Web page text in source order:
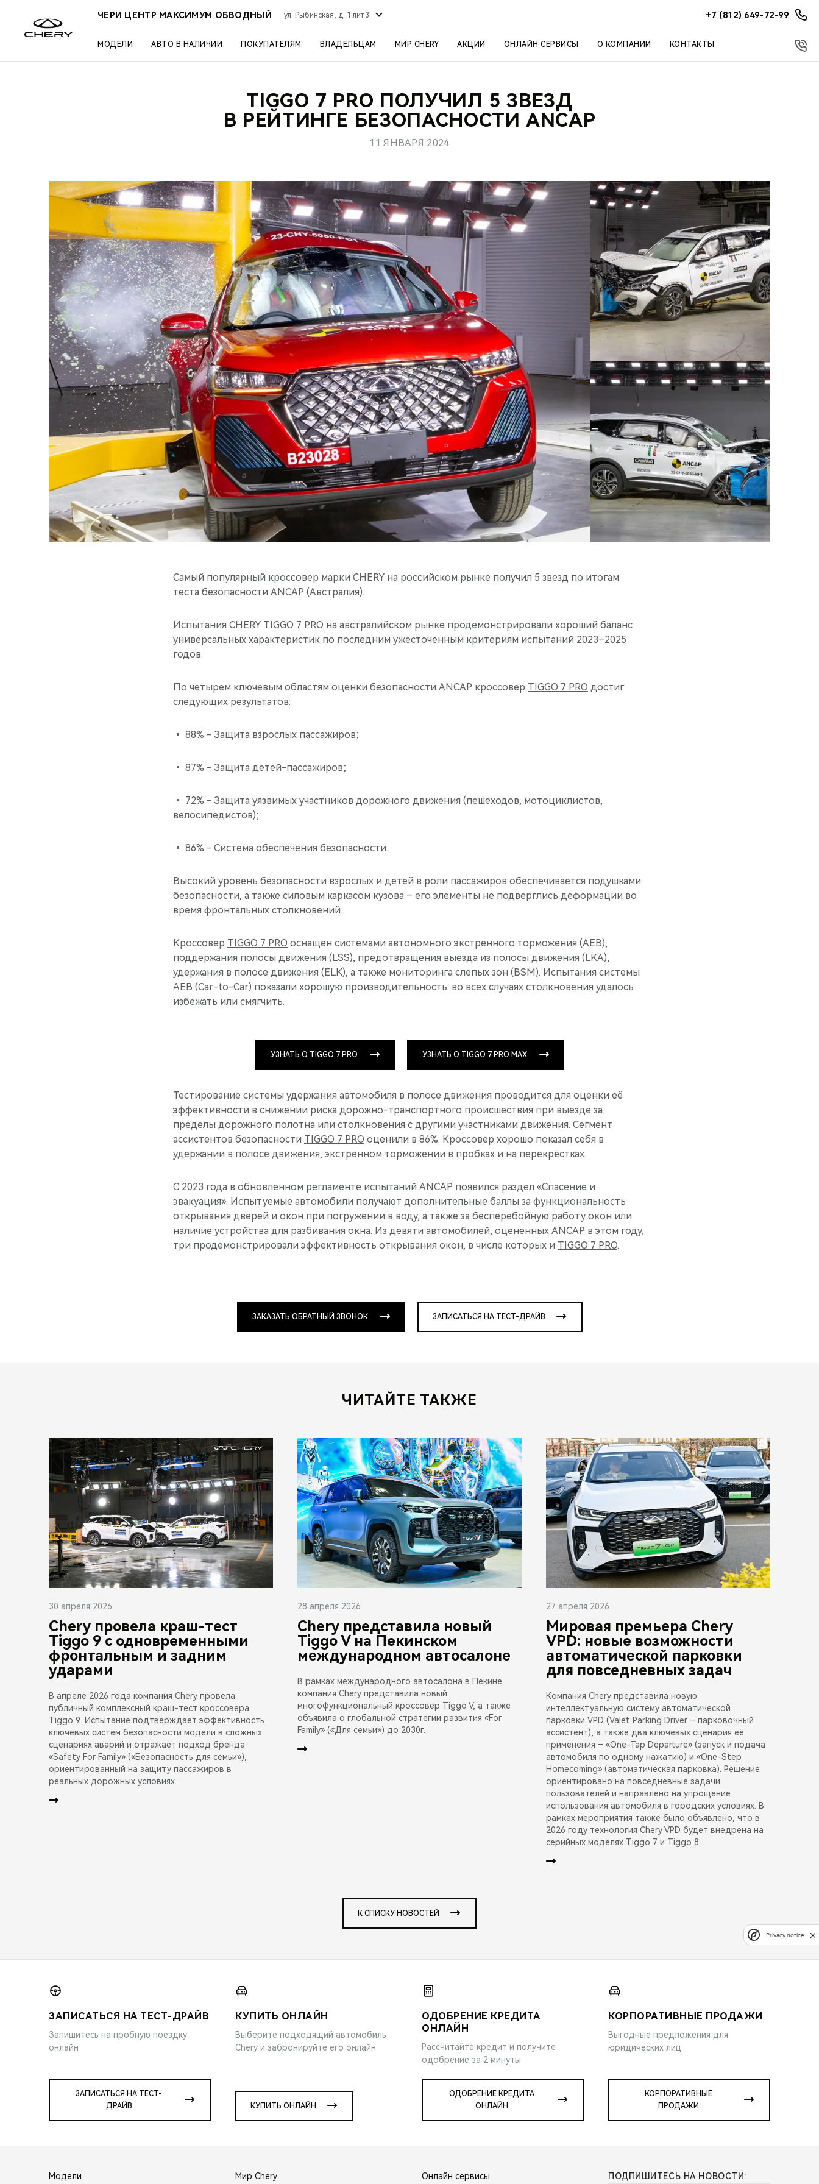
ЧЕРИ ЦЕНТР МАКСИМУМ ОБВОДНЫЙ ул. Рыбинская, д. 1 лит.3 +7 (812) 649-72-99
МОДЕЛИ АВТО В НАЛИЧИИ ПОКУПАТЕЛЯМ ВЛАДЕЛЬЦАМ МИР CHERY АКЦИИ ОНЛАЙН СЕРВИСЫ О КОМПАНИИ КОНТАКТЫ
TIGGO 7 PRO ПОЛУЧИЛ 5 ЗВЕЗД
В РЕЙТИНГЕ БЕЗОПАСНОСТИ ANCAP
11 ЯНВАРЯ 2024
Cамый популярный кроссовер марки CHERY на российском рынке получил 5 звезд по итогам
теста безопасности ANCAP (Австралия).
Испытания CHERY TIGGO 7 PRO на австралийском рынке продемонстрировали хороший баланс
универсальных характеристик по последним ужесточенным критериям испытаний 2023–2025
годов.
По четырем ключевым областям оценки безопасности ANCAP кроссовер TIGGO 7 PRO достиг
следующих результатов:
• 88% - Защита взрослых пассажиров;
• 87% - Защита детей-пассажиров;
• 72% - Защита уязвимых участников дорожного движения (пешеходов, мотоциклистов,
велосипедистов);
• 86% - Система обеспечения безопасности.
Высокий уровень безопасности взрослых и детей в роли пассажиров обеспечивается подушками
безопасности, а также силовым каркасом кузова – его элементы не подверглись деформации во
время фронтальных столкновений.
Кроссовер TIGGO 7 PRO оснащен системами автономного экстренного торможения (AEB),
поддержания полосы движения (LSS), предотвращения выезда из полосы движения (LKA),
удержания в полосе движения (ELK), а также мониторинга слепых зон (BSM). Испытания системы
AEB (Car-to-Car) показали хорошую производительность: во всех случаях столкновения удалось
избежать или смягчить.
УЗНАТЬ О TIGGO 7 PRO УЗНАТЬ О TIGGO 7 PRO MAX
Тестирование системы удержания автомобиля в полосе движения проводится для оценки её
эффективности в снижении риска дорожно-транспортного происшествия при выезде за
пределы дорожного полотна или столкновения с другими участниками движения. Сегмент
ассистентов безопасности TIGGO 7 PRO оценили в 86%. Кроссовер хорошо показал себя в
удержании в полосе движения, экстренном торможении в пробках и на перекрёстках.
С 2023 года в обновленном регламенте испытаний ANCAP появился раздел «Спасение и
эвакуация». Испытуемые автомобили получают дополнительные баллы за функциональность
открывания дверей и окон при погружении в воду, а также за бесперебойную работу окон или
наличие устройства для разбивания окна. Из девяти автомобилей, оцененных ANCAP в этом году,
три продемонстрировали эффективность открывания окон, в числе которых и TIGGO 7 PRO.
ЗАКАЗАТЬ ОБРАТНЫЙ ЗВОНОК ЗАПИСАТЬСЯ НА ТЕСТ-ДРАЙВ
ЧИТАЙТЕ ТАКЖЕ
30 апреля 2026
Chery провела краш-тест
Tiggo 9 с одновременными
фронтальным и задним
ударами
В апреле 2026 года компания Chery провела
публичный комплексный краш-тест кроссовера
Tiggo 9. Испытание подтверждает эффективность
ключевых систем безопасности модели в сложных
сценариях аварий и отражает подход бренда
«Safety For Family» («Безопасность для семьи»),
ориентированный на защиту пассажиров в
реальных дорожных условиях.
28 апреля 2026
Chery представила новый
Tiggo V на Пекинском
международном автосалоне
В рамках международного автосалона в Пекине
компания Chery представила новый
многофункциональный кроссовер Tiggo V, а также
объявила о глобальной стратегии развития «For
Family» («Для семьи») до 2030г.
27 апреля 2026
Мировая премьера Chery
VPD: новые возможности
автоматической парковки
для повседневных задач
Компания Chery представила новую
интеллектуальную систему автоматической
парковки VPD (Valet Parking Driver – парковочный
ассистент), а также два ключевых сценария её
применения – «One-Tap Departure» (запуск и подача
автомобиля по одному нажатию) и «One-Step
Homecoming» (автоматическая парковка). Решение
ориентировано на повседневные задачи
пользователей и направлено на упрощение
использования автомобиля в городских условиях. В
рамках мероприятия также было объявлено, что в
2026 году технология Chery VPD будет внедрена на
серийных моделях Tiggo 7 и Tiggo 8.
К СПИСКУ НОВОСТЕЙ
ЗАПИСАТЬСЯ НА ТЕСТ-ДРАЙВ
Запишитесь на пробную поездку
онлайн
ЗАПИСАТЬСЯ НА ТЕСТ-
ДРАЙВ
КУПИТЬ ОНЛАЙН
Выберите подходящий автомобиль
Chery и забронируйте его онлайн
КУПИТЬ ОНЛАЙН
ОДОБРЕНИЕ КРЕДИТА
ОНЛАЙН
Рассчитайте кредит и получите
одобрение за 2 минуты
ОДОБРЕНИЕ КРЕДИТА
ОНЛАЙН
КОРПОРАТИВНЫЕ ПРОДАЖИ
Выгодные предложения для
юридических лиц
КОРПОРАТИВНЫЕ
ПРОДАЖИ
Модели Мир Chery Онлайн сервисы ПОДПИШИТЕСЬ НА НОВОСТИ:
Privacy notice